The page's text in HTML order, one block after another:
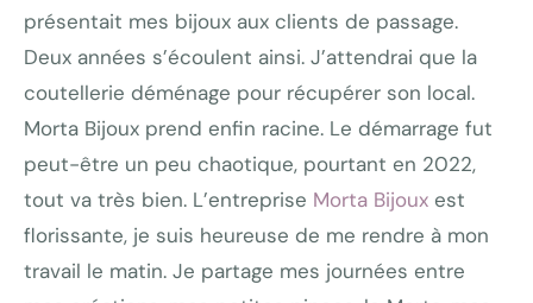
présentait mes bijoux aux clients de passage.
Deux années s’écoulent ainsi. J’attendrai que la
coutellerie déménage pour récupérer son local.
Morta Bijoux prend enfin racine. Le démarrage fut
peut-être un peu chaotique, pourtant en 2022,
tout va très bien. L’entreprise Morta Bijoux est
florissante, je suis heureuse de me rendre à mon
travail le matin. Je partage mes journées entre